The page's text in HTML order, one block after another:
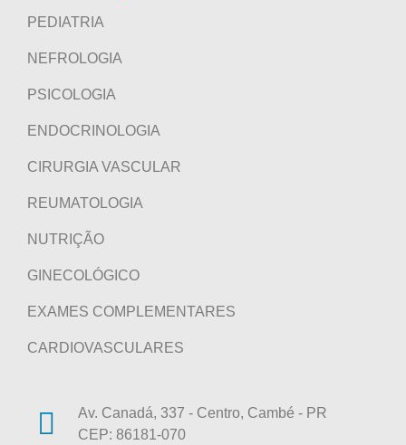
PEDIATRIA
NEFROLOGIA
PSICOLOGIA
ENDOCRINOLOGIA
CIRURGIA VASCULAR
REUMATOLOGIA
NUTRIÇÃO
GINECOLÓGICO
EXAMES COMPLEMENTARES
CARDIOVASCULARES
Av. Canadá, 337 - Centro, Cambé - PR
CEP: 86181-070